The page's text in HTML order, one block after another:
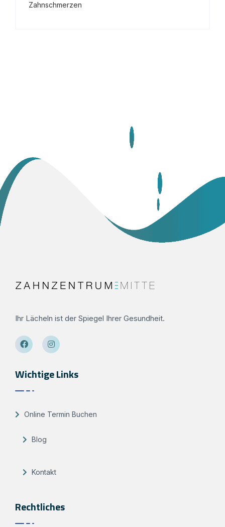
Zahnschmerzen
Ihr Lächeln ist der Spiegel Ihrer Gesundheit.
Wichtige Links
Online Termin Buchen
Blog
Kontakt
Rechtliches